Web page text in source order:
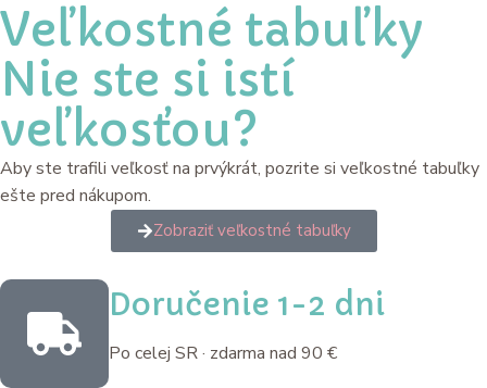
Veľkostné tabuľky
Nie ste si istí
veľkosťou?
Aby ste trafili veľkosť na prvýkrát, pozrite si veľkostné tabuľky
ešte pred nákupom.
Zobraziť veľkostné tabuľky
Doručenie 1-2 dni
Po celej SR · zdarma nad 90 €